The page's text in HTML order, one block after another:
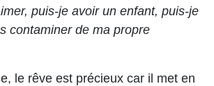
puis-je avoir un enfant, puis-je
contaminer de ma propre
le rêve est précieux car il met en